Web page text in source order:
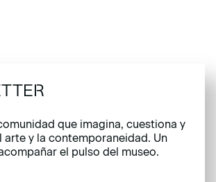
que imagina, cuestiona y
arte y la contemporaneidad. Un
el pulso del museo.